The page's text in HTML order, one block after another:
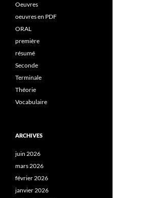
Oeuvres
oeuvres en PDF
ORAL
première
résumé
Seconde
Terminale
Théorie
Vocabulaire
ARCHIVES
juin 2026
mars 2026
février 2026
janvier 2026